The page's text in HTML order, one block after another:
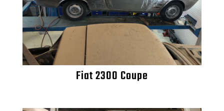
Fiat 2300 Coupe